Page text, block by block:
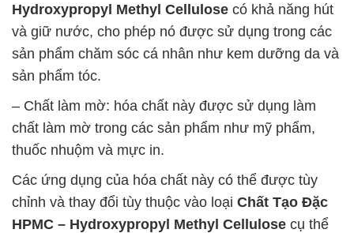
Hydroxypropyl Methyl Cellulose có khả năng hút
và giữ nước, cho phép nó được sử dụng trong các
sản phẩm chăm sóc cá nhân như kem dưỡng da và
sản phẩm tóc.
– Chất làm mờ: hóa chất này được sử dụng làm
chất làm mờ trong các sản phẩm như mỹ phẩm,
thuốc nhuộm và mực in.
Các ứng dụng của hóa chất này có thể được tùy
chỉnh và thay đổi tùy thuộc vào loại Chất Tạo Đặc
HPMC – Hydroxypropyl Methyl Cellulose cụ thể